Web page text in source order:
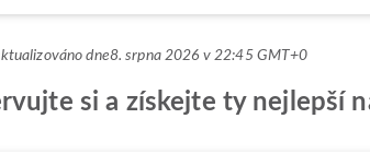
dne8. srpna 2026 v 22:45 GMT+0
si a získejte ty nejlepší